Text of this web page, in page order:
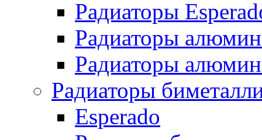
Радиаторы
Радиаторы
Радиаторы
Радиаторы
Esperado